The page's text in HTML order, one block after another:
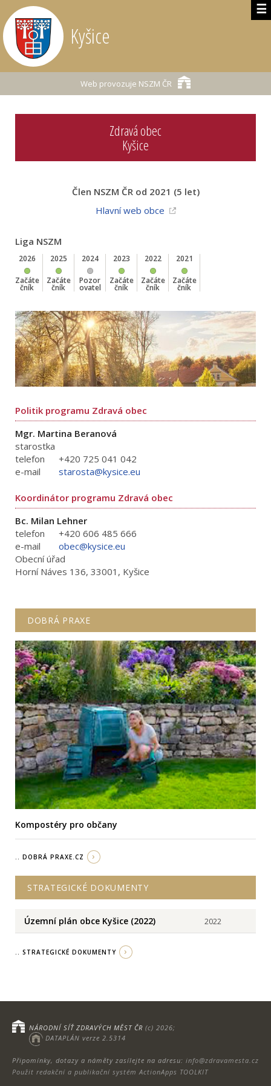
☰
Kyšice
Web provozuje NSZM ČR
Zdravá obec
Kyšice
Člen NSZM ČR od 2021 (5 let)
Hlavní web obce
Liga NSZM
2026
Začáte
čník
2025
Začáte
čník
2024
Pozor
ovatel
2023
Začáte
čník
2022
Začáte
čník
2021
Začáte
čník
Politik programu Zdravá obec
Mgr. Martina Beranová
starostka
telefon
+420 725 041 042
e-mail
starosta@kysice.eu
Koordinátor programu Zdravá obec
Bc. Milan Lehner
telefon
+420 606 485 666
e-mail
obec@kysice.eu
Obecní úřad
Horní Náves 136, 33001, Kyšice
DOBRÁ PRAXE
Kompostéry pro občany
.. DOBRÁ PRAXE.CZ
STRATEGICKÉ DOKUMENTY
Územní plán obce Kyšice (2022) 2022
.. STRATEGICKÉ DOKUMENTY
Připomínky, dotazy a náměty zasílejte na adresu: info@zdravamesta.cz
Použit redakční a publikační systém ActionApps TOOLKIT
NÁRODNÍ SÍŤ ZDRAVÝCH MĚST ČR (c) 2026;
DATAPLÁN verze 2.5314